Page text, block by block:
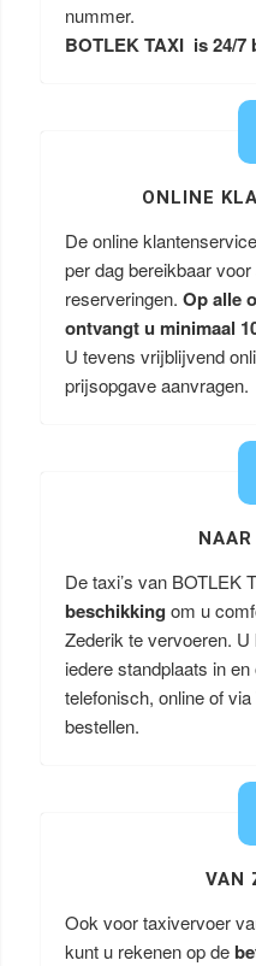
nummer.
BOTLEK TAXI is 24/7
ONLINE
De online
per dag bereikbaar
reserveringen. Op alle
ontvangt u minimaal
U tevens vrijblijvend
prijsopgave aanvragen.
De taxi’s van BOTLEK
beschikking om u
Zederik te vervoeren. U
iedere standplaats in
telefonisch, online of
bestellen.
VAN
Ook voor taxivervoer
kunt u rekenen op de